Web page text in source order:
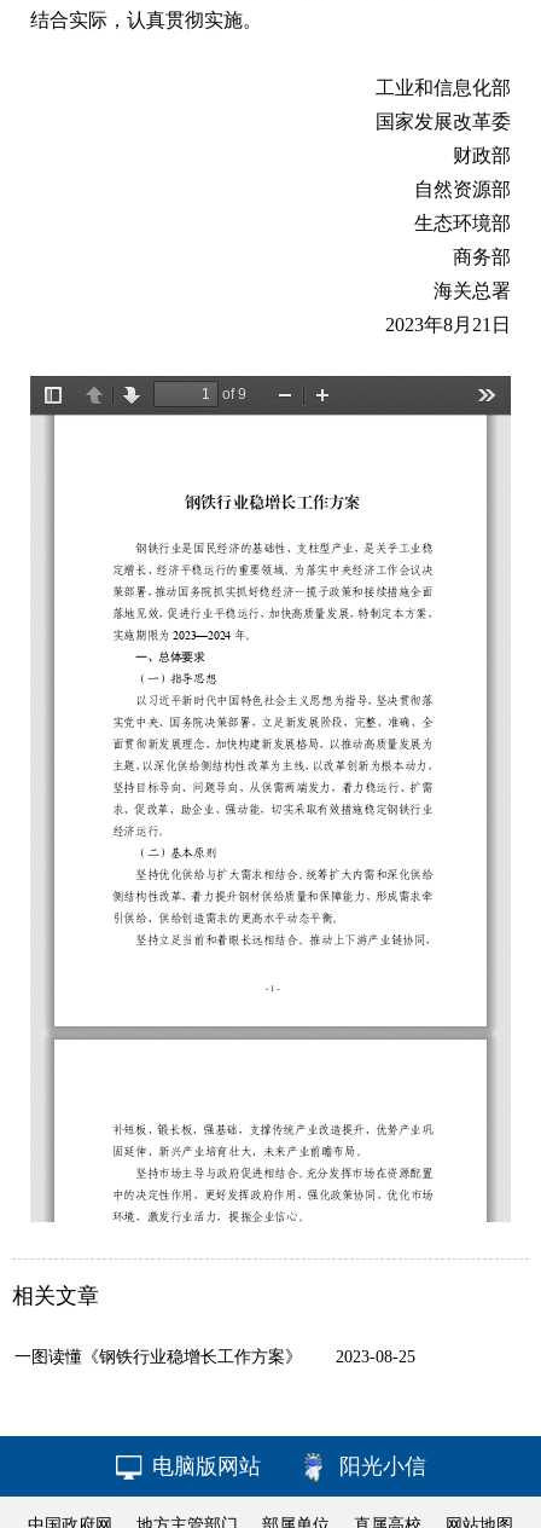
结合实际，认真贯彻实施。
工业和信息化部
国家发展改革委
财政部
自然资源部
生态环境部
商务部
海关总署
2023年8月21日
相关文章
一图读懂《钢铁行业稳增长工作方案》 2023-08-25
电脑版网站 阳光小信